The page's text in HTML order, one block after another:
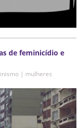
de feminicídio e
| mulheres